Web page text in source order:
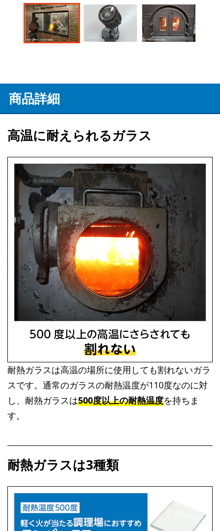
商品詳細
高温に耐えられるガラス
耐熱ガラスは高温の場所に使用しても割れないガラ
スです。通常のガラスの耐熱温度が110度なのに対
し、耐熱ガラスは500度以上の耐熱温度を持ちま
す。
耐熱ガラスは3種類